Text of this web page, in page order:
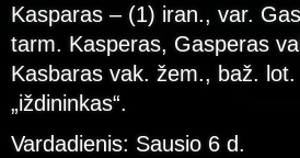
Kasparas – (1) iran., var.
tarm. Kasperas, Gasperas
Kasbaras vak. žem., baž.
„iždininkas“.
Vardadienis: Sausio 6 d.